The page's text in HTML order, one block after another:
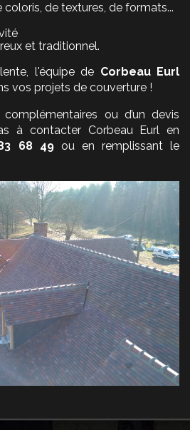
coloris, de textures, de formats...
et traditionnel.
l'équipe de Corbeau Eurl
vos projets de couverture !
complémentaires ou d’un devis
à contacter Corbeau Eurl en
68 49ou en remplissant le